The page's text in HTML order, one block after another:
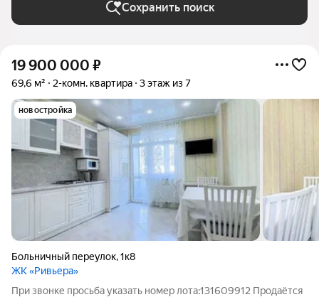
Сохранить поиск
19 900 000 ₽
69,6 м² 2-комн. квартира 3 этаж из 7
новостройка
Больничный переулок,1к8
ЖК «Ривьера»
При звонке просьба указать номер лота:131609912 Продаётся